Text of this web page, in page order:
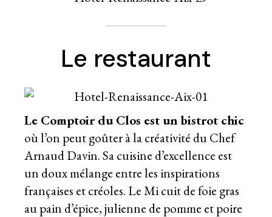
Le restaurant
Le Comptoir du Clos est un bistrot chic
où l’on peut goûter à la créativité du Chef
Arnaud Davin. Sa cuisine d’excellence est
un doux mélange entre les inspirations
françaises et créoles. Le Mi cuit de foie gras
au pain d’épice, julienne de pomme et poire